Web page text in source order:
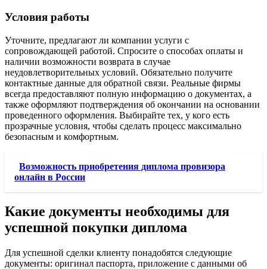
Условия работы
Уточните, предлагают ли компании услуги с
сопровождающей работой. Спросите о способах оплаты и
наличии возможности возврата в случае
неудовлетворительных условий. Обязательно получите
контактные данные для обратной связи. Реальные фирмы
всегда предоставляют полную информацию о документах, а
также оформляют подтверждения об окончании на основании
проведенного оформления. Выбирайте тех, у кого есть
прозрачные условия, чтобы сделать процесс максимально
безопасным и комфортным.
Возможность приобретения диплома провизора
онлайн в России
Какие документы необходимы для
успешной покупки диплома
Для успешной сделки клиенту понадобятся следующие
документы: оригинал паспорта, приложение с данными об